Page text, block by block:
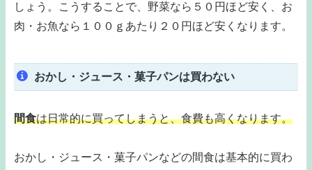
しょう。こうすることで、野菜なら５０円ほど安く、お
肉・お魚なら１００ｇあたり２０円ほど安くなります。
おかし・ジュース・菓子パンは買わない
間食は日常的に買ってしまうと、食費も高くなります。
おかし・ジュース・菓子パンなどの間食は基本的に買わ